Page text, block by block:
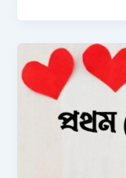
১৫০+
বিপদ
ইসলামিক
উক্তি,
ক্যাপশন